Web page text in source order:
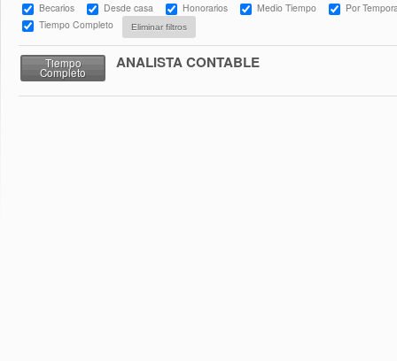
Becarios Desde casa Honorarios Medio Tiempo
Por
Tiempo Completo
Tiempo
Completo
ANALISTA CONTABLE